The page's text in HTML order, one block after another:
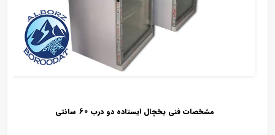
مشخصات فنی یخچال ایستاده دو درب 60 سانتی